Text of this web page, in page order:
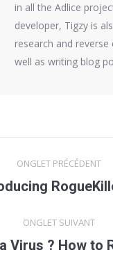
in all the Adlice
developer, Tigzy is
research and reverse
well as writing blog
ONGLET PRÉCÉDENT
Onglet
ONGLET SUIVANT
Onglet
Virus ? How to